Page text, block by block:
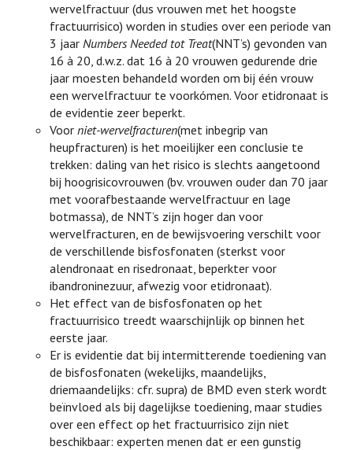
wervelfractuur (dus vrouwen met het hoogste
fractuurrisico) worden in studies over een periode van
3 jaarNumbers Needed tot Treat(NNT’s) gevonden van
16 à 20, d.w.z. dat 16 à 20 vrouwen gedurende drie
jaar moesten behandeld worden om bij één vrouw
een wervelfractuur te voorkómen. Voor etidronaat is
de evidentie zeer beperkt.
Voorniet-wervelfracturen(met inbegrip van
heupfracturen) is het moeilijker een conclusie te
trekken: daling van het risico is slechts aangetoond
bij hoogrisicovrouwen (bv. vrouwen ouder dan 70 jaar
met voorafbestaande wervelfractuur en lage
botmassa), de NNT’s zijn hoger dan voor
wervelfracturen, en de bewijsvoering verschilt voor
de verschillende bisfosfonaten (sterkst voor
alendronaat en risedronaat, beperkter voor
ibandroninezuur, afwezig voor etidronaat).
Het effect van de bisfosfonaten op het
fractuurrisico treedt waarschijnlijk op binnen het
eerste jaar.
Er is evidentie dat bij intermitterende toediening van
de bisfosfonaten (wekelijks, maandelijks,
driemaandelijks: cfr. supra) de BMD even sterk wordt
beïnvloed als bij dagelijkse toediening, maar studies
over een effect op het fractuurrisico zijn niet
beschikbaar: experten menen dat er een gunstig